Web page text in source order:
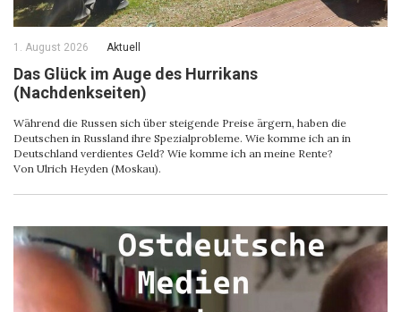
1. August 2026 Aktuell
Das Glück im Auge des Hurrikans
(Nachdenkseiten)
Während die Russen sich über steigende Preise ärgern, haben die
Deutschen in Russland ihre Spezialprobleme. Wie komme ich an in
Deutschland verdientes Geld? Wie komme ich an meine Rente?
Von Ulrich Heyden (Moskau).